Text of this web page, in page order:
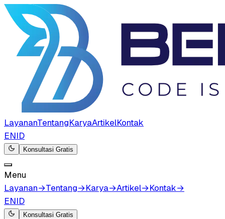
LayananTentangKaryaArtikelKontak
ENID
Konsultasi Gratis
Menu
Layanan→Tentang→Karya→Artikel→Kontak→
ENID
Konsultasi Gratis